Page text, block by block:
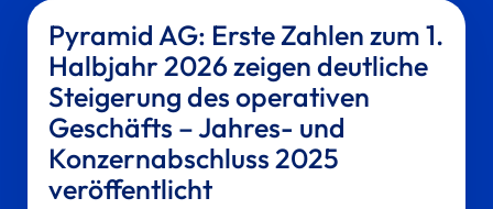
Pyramid AG: Erste Zahlen zum 1.
Halbjahr 2026 zeigen deutliche
Steigerung des operativen
Geschäfts – Jahres- und
Konzernabschluss 2025
veröffentlicht